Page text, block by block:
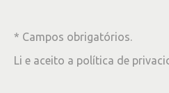
* Campos obrigatórios.
Li e aceito a política de